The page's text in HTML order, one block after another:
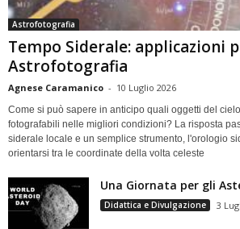
Astrofotografia
Tempo Siderale: applicazioni
Astrofotografia
Agnese Caramanico - 10 Luglio 2026
Come si può sapere in anticipo quali oggetti del
fotografabili nelle migliori condizioni? La risposta
siderale locale e un semplice strumento, l'orologio
orientarsi tra le coordinate della volta celeste
Una Giornata per gli
Didattica e Divulgazione 3